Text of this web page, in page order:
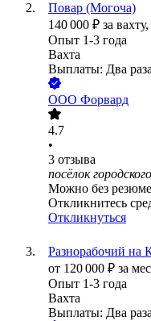
Повар (Могоча)
140 000 ₽ за вахту,
Опыт 1-3 года
Вахта
Выплаты: Два
ООО Форвард
4.7
•
3 отзыва
посёлок
Можно без резюме
Откликнитесь
Откликнуться
Разнорабочий на
от 120 000 ₽ за
Опыт 1-3 года
Вахта
Выплаты: Два